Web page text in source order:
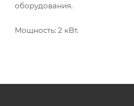
оборудования.
Мощность: 2 кВт.